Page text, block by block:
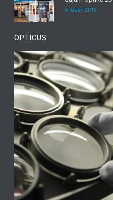
4. март 2016.
OPTICUS